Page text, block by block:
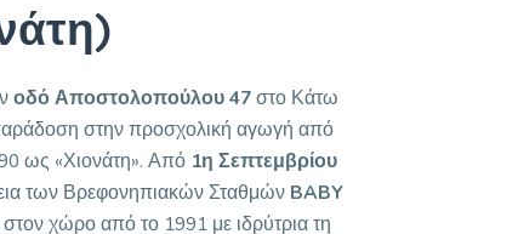
οδό Αποστολοπούλου 47στο Κάτω
στην προσχολική αγωγή από
ως «Χιονάτη». Από 1η Σεπτεμβρίου
των Βρεφονηπιακών Σταθμών BABY
στον χώρο από το 1991 με ιδρύτρια τη